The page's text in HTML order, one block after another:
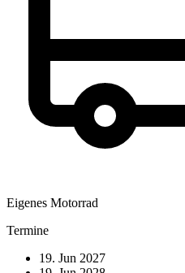
Eigenes Motorrad
Termine
19. Jun 2027